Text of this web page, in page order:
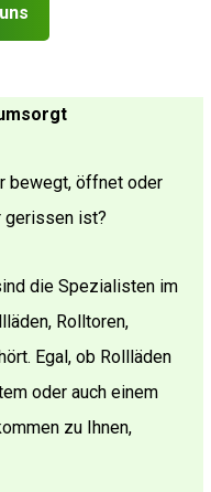
bewegt, öffnet oder
gerissen ist?
die Spezialisten im
Rolltoren,
Egal, ob Rollläden
oder auch einem
zu Ihnen,